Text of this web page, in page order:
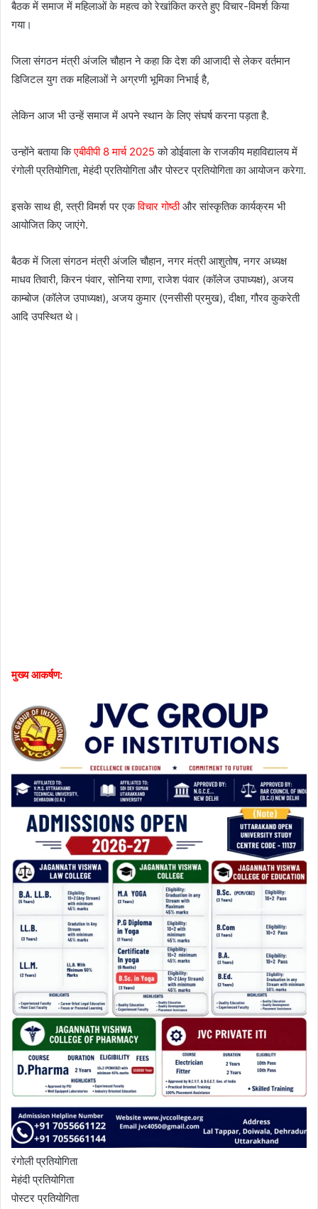
बैठक में समाज में महिलाओं के महत्व को रेखांकित करते हुए विचार-विमर्श किया
गया।
जिला संगठन मंत्री अंजलि चौहान ने कहा कि देश की आजादी से लेकर वर्तमान
डिजिटल युग तक महिलाओं ने अग्रणी भूमिका निभाई है,
लेकिन आज भी उन्हें समाज में अपने स्थान के लिए संघर्ष करना पड़ता है.
उन्होंने बताया किएबीवीपी 8 मार्च 2025 को डोईवाला के राजकीय महाविद्यालय में
रंगोली प्रतियोगिता, मेहंदी प्रतियोगिता और पोस्टर प्रतियोगिता का आयोजन करेगा.
इसके साथ ही, स्त्री विमर्श पर एकविचार गोष्ठीऔर सांस्कृतिक कार्यक्रम भी
आयोजित किए जाएंगे.
बैठक में जिला संगठन मंत्री अंजलि चौहान, नगर मंत्री आशुतोष, नगर अध्यक्ष
माधव तिवारी, किरन पंवार, सोनिया राणा, राजेश पंवार (कॉलेज उपाध्यक्ष), अजय
काम्बोज (कॉलेज उपाध्यक्ष), अजय कुमार (एनसीसी प्रमुख), दीक्षा, गौरव कुकरेती
आदि उपस्थित थे।
मुख्य आकर्षण:
रंगोली प्रतियोगिता
मेहंदी प्रतियोगिता
पोस्टर प्रतियोगिता